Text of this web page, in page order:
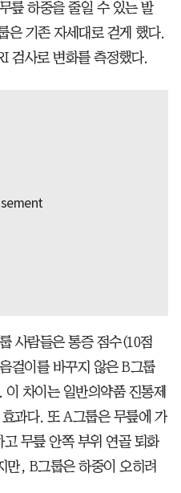
릎 하중을 줄일 수 있는 발
은 기존 자세대로 걷게 했다.
검사로 변화를 측정했다.
사람들은 통증 점수(10점
걸이를 바꾸지 않은 B그룹
차이는 일반의약품 진통제
과다. 또 A그룹은 무릎에 가
무릎 안쪽 부위 연골 퇴화
만, B그룹은 하중이 오히려